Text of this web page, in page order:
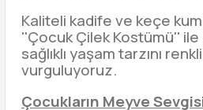
Kaliteli kadife ve keçe
''Çocuk Çilek Kostümü'' ile
sağlıklı yaşam tarzını
vurguluyoruz.
Çocukların Meyve